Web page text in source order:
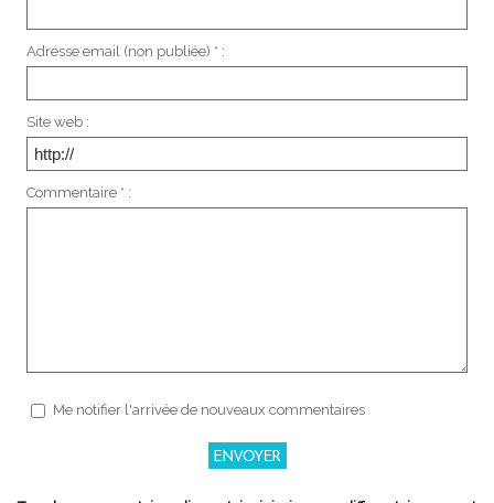
Adresse email (non publiée) * :
Site web :
Commentaire * :
Me notifier l'arrivée de nouveaux commentaires